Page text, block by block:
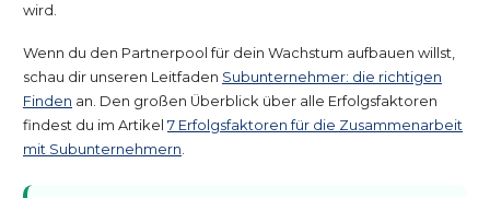
wird.
Wenn du den Partnerpool für dein Wachstum aufbauen willst,
schau dir unseren Leitfaden Subunternehmer: die richtigen
Finden an. Den großen Überblick über alle Erfolgsfaktoren
findest du im Artikel 7 Erfolgsfaktoren für die Zusammenarbeit
mit Subunternehmern